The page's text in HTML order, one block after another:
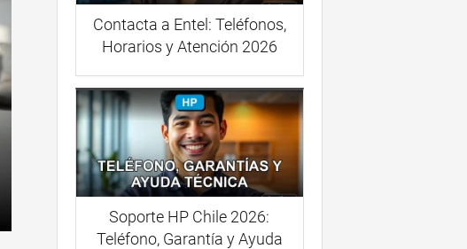
Contacta a Entel: Teléfonos,
Horarios y Atención 2026
Soporte HP Chile 2026:
Teléfono, Garantía y Ayuda